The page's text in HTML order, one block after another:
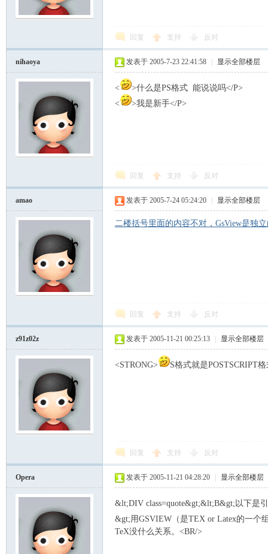
回复 支持 反对
nihaoya 发表于 2005-7-23 22:41:58 显示全部楼层
<
>什么是PS格式 能说说吗</P>
<
>我是新手</P>
回复 支持 反对
amao 发表于 2005-7-24 05:24:20 显示全部楼层
二楼括号里面的内容不对，GsView是独
回复 支持 反对
z91z02z 发表于 2005-11-21 00:25:13 显示全部楼层
<STRONG> S格式就是POSTSCRIPT
回复 支持 反对
Opera 发表于 2005-11-21 04:28:20 显示全部楼层
&lt;DIV class=quote&gt;&lt;B&gt;以下是
&gt;用GSVIEW（是TEX or Latex的一
TeX没什么关系。<BR/>